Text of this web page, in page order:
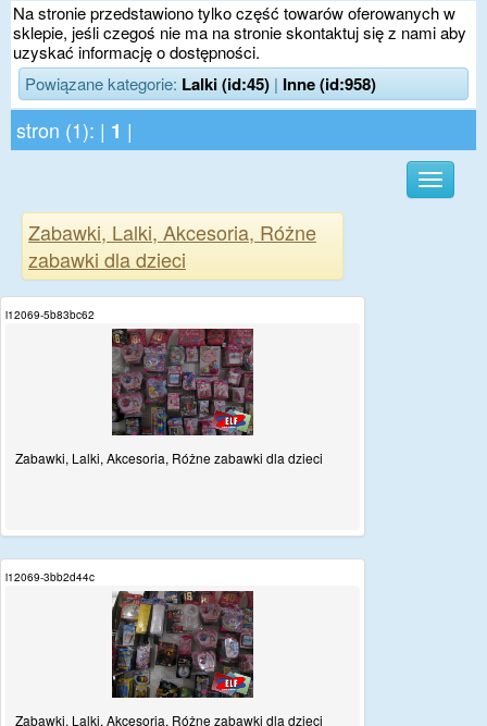
Na stronie przedstawiono tylko część towarów oferowanych w
sklepie, jeśli czegoś nie ma na stronie skontaktuj się z nami aby
uzyskać informację o dostępności.
Powiązane kategorie: Lalki (id:45) | Inne (id:958)
stron (1): | 1 |
Zabawki, Lalki, Akcesoria, Różne
zabawki dla dzieci
i12069-5b83bc62
Zabawki, Lalki, Akcesoria, Różne zabawki dla dzieci
i12069-3bb2d44c
Zabawki, Lalki, Akcesoria, Różne zabawki dla dzieci